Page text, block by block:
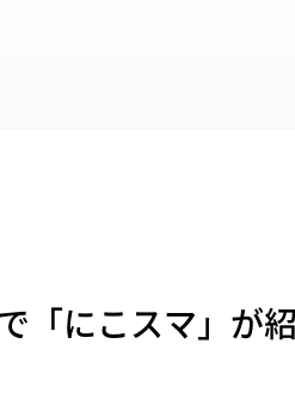
「にこスマ」が